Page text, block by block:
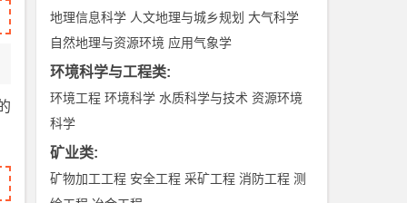
地理信息科学 人文地理与城乡规划 大气科学
自然地理与资源环境 应用气象学
环境科学与工程类:
环境工程 环境科学 水质科学与技术 资源环境
科学
矿业类:
矿物加工工程 安全工程 采矿工程 消防工程 测